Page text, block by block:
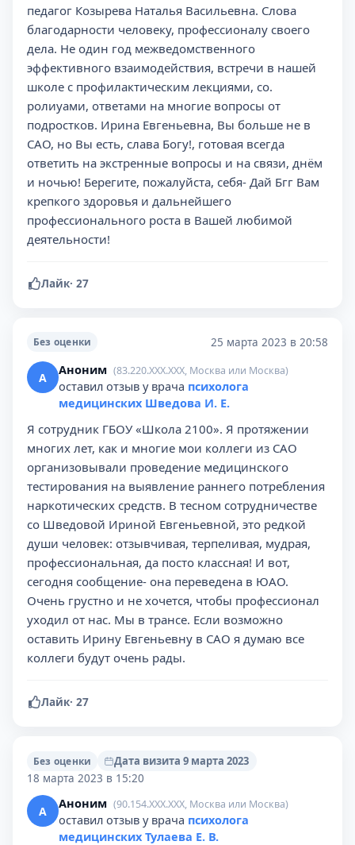
педагог Козырева Наталья Васильевна. Слова
благодарности человеку, профессионалу своего
дела. Не один год межведомственного
эффективного взаимодействия, встречи в нашей
школе с профилактическим лекциями, со.
ролиуами, ответами на многие вопросы от
подростков. Ирина Евгеньевна, Вы больше не в
САО, но Вы есть, слава Богу!, готовая всегда
ответить на экстренные вопросы и на связи, днём
и ночью! Берегите, пожалуйста, себя- Дай Бгг Вам
крепкого здоровья и дальнейшего
профессионального роста в Вашей любимой
деятельности!
Лайк· 27
Без оценки 25 марта 2023 в 20:58
А Аноним (83.220.XXX.XXX, Москва или Москва)
оставил отзыв у врача психолога
медицинских Шведова И. Е.
Я сотрудник ГБОУ «Школа 2100». Я протяжении
многих лет, как и многие мои коллеги из САО
организовывали проведение медицинского
тестирования на выявление раннего потребления
наркотических средств. В тесном сотрудничестве
со Шведовой Ириной Евгеньевной, это редкой
души человек: отзывчивая, терпеливая, мудрая,
профессиональная, да посто классная! И вот,
сегодня сообщение- она переведена в ЮАО.
Очень грустно и не хочется, чтобы профессионал
уходил от нас. Мы в трансе. Если возможно
оставить Ирину Евгеньевну в САО я думаю все
коллеги будут очень рады.
Лайк· 27
Без оценки
Дата визита 9 марта 2023
18 марта 2023 в 15:20
А Аноним (90.154.XXX.XXX, Москва или Москва)
оставил отзыв у врача психолога
медицинских Тулаева Е. В.